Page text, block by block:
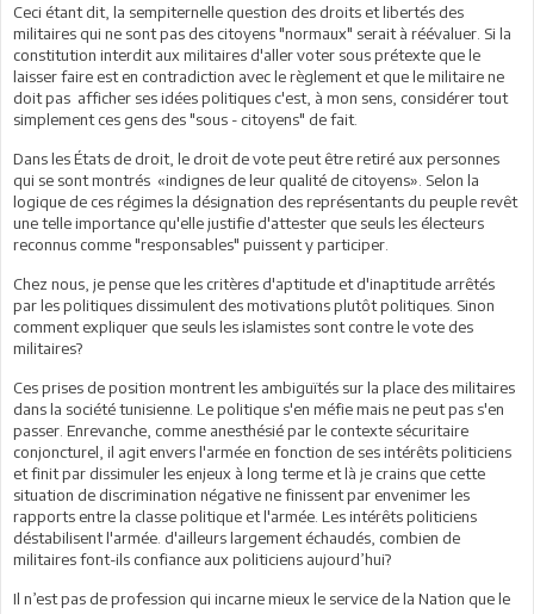
Ceci étant dit, la sempiternelle question des droits et libertés des
militaires qui ne sont pas des citoyens "normaux" serait à réévaluer. Si la
constitution interdit aux militaires d'aller voter sous prétexte que le
laisser faire est en contradiction avec le règlement et que le militaire ne
doit pas afficher ses idées politiques c'est, à mon sens, considérer tout
simplement ces gens des "sous - citoyens" de fait.
Dans les États de droit, le droit de vote peut être retiré aux personnes
qui se sont montrés «indignes de leur qualité de citoyens». Selon la
logique de ces régimes la désignation des représentants du peuple revêt
une telle importance qu'elle justifie d'attester que seuls les électeurs
reconnus comme "responsables" puissent y participer.
Chez nous, je pense que les critères d'aptitude et d'inaptitude arrêtés
par les politiques dissimulent des motivations plutôt politiques. Sinon
comment expliquer que seuls les islamistes sont contre le vote des
militaires?
Ces prises de position montrent les ambiguïtés sur la place des militaires
dans la société tunisienne. Le politique s'en méfie mais ne peut pas s'en
passer. Enrevanche, comme anesthésié par le contexte sécuritaire
conjoncturel, il agit envers l'armée en fonction de ses intérêts politiciens
et finit par dissimuler les enjeux à long terme et là je crains que cette
situation de discrimination négative ne finissent par envenimer les
rapports entre la classe politique et l'armée. Les intérêts politiciens
déstabilisent l'armée. d'ailleurs largement échaudés, combien de
militaires font-ils confiance aux politiciens aujourd’hui?
Il n’est pas de profession qui incarne mieux le service de la Nation que le